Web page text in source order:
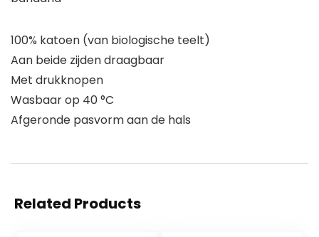
100% katoen (van biologische teelt)
Aan beide zijden draagbaar
Met drukknopen
Wasbaar op 40 °C
Afgeronde pasvorm aan de hals
Related Products